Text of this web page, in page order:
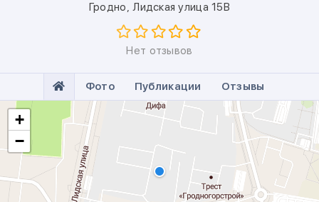
Гродно,Лидская улица 15В
Нет отзывов
Фото Публикации Отзывы
+
−